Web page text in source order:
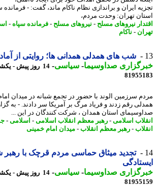
ایران و براندازی نظام ناکام ماند، گفت: - فرمانده
تهران: وحدت مردم،
نیروهای مسلح-نیروهای مسلح-فرمانده سپاه-استان
- ناکام
شب های همدلی همدانی ها؛ روایتی از
صداوسیما-سیاسی-14 روز پیش - یکشنبه 4 مرداد 1405، 09:00
سرزمین الوند با حضور در تجمع شبانه در میدان امام
رقم زدند و فریاد مرگ بر آمریکا سر دادند. - به
استان همدان ، شرکت کنندگان در این ...
اسلامی-رهبر معظم انقلاب اسلامی-اسلامی-
-رهبر معظم انقلاب-میدان امام خمینی
صداوسیما-سیاسی-14 روز پیش - یکشنبه 4 مرداد 1405، 09:00